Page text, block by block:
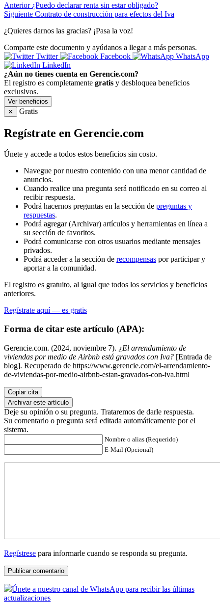
Anterior ¿Puedo declarar renta sin estar obligado?
Siguiente Contrato de construcción para efectos del Iva
¿Quieres darnos las gracias? ¡Pasa la voz!
Comparte este documento y ayúdanos a llegar a más personas.
Twitter
Facebook
WhatsApp
LinkedIn
¿Aún no tienes cuenta en Gerencie.com?
El registro es completamente gratis y desbloquea beneficios
exclusivos.
Ver beneficios
✕
Gratis
Regístrate en Gerencie.com
Únete y accede a todos estos beneficios sin costo.
Navegue por nuestro contenido con una menor cantidad de
anuncios.
Cuando realice una pregunta será notificado en su correo al
recibir respuesta.
Podrá hacernos preguntas en la sección de preguntas y
respuestas.
Podrá agregar (Archivar) artículos y herramientas en línea a
su sección de favoritos.
Podrá comunicarse con otros usuarios mediante mensajes
privados.
Podrá acceder a la sección de recompensas por participar y
aportar a la comunidad.
El registro es gratuito, al igual que todos los servicios y beneficios
anteriores.
Regístrate aquí — es gratis
Forma de citar este artículo (APA):
Gerencie.com. (2024, noviembre 7). ¿El arrendamiento de
viviendas por medio de Airbnb está gravados con Iva? [Entrada de
blog]. Recuperado de https://www.gerencie.com/el-arrendamiento-
de-viviendas-por-medio-airbnb-estan-gravados-con-iva.html
Copiar cita
Archivar este artículo
Deje su opinión o su pregunta. Trataremos de darle respuesta.
Su comentario o pregunta será editada automáticamente por el
sistema.
Nombre o alias (Requerido)
E-Mail (Opcional)
Regístrese para informarle cuando se responda su pregunta.
Únete a nuestro canal de WhatsApp para recibir las últimas
actualizaciones